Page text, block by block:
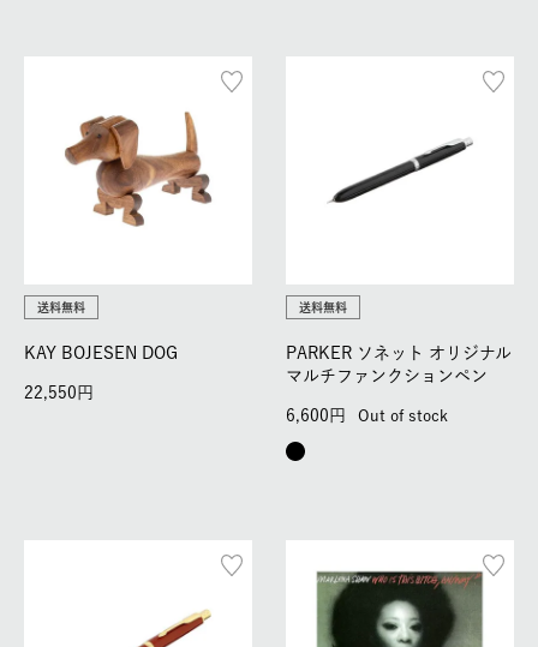
送料無料
KAY BOJESEN DOG
22,550
送料無料
PARKER ソネット オリジナル
マルチファンクションペン
6,600 Out of stock